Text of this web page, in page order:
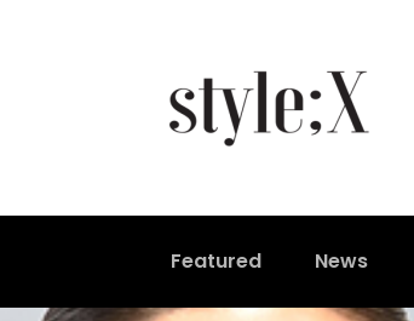
Featured News